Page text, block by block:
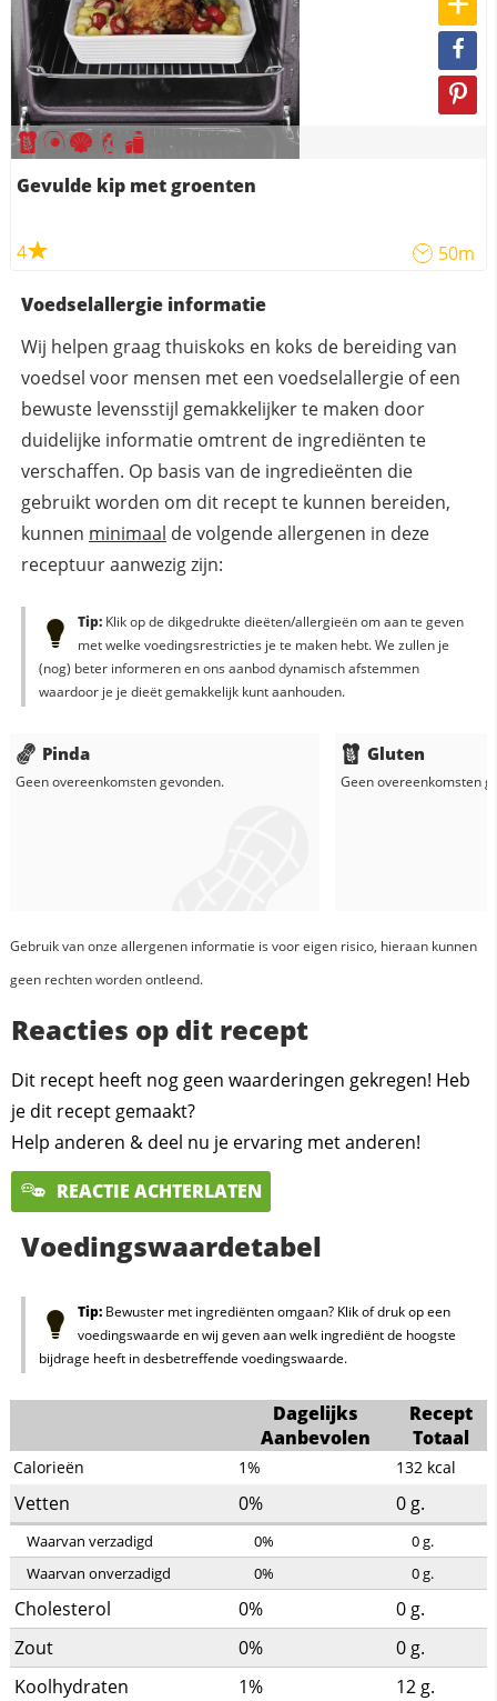
Gevulde kip met groenten
4 50m
Voedselallergie informatie
Wij helpen graag thuiskoks en koks de bereiding van
voedsel voor mensen met een voedselallergie of een
bewuste levensstijl gemakkelijker te maken door
duidelijke informatie omtrent de ingrediënten te
verschaffen. Op basis van de ingredieënten die
gebruikt worden om dit recept te kunnen bereiden,
kunnen minimaal de volgende allergenen in deze
receptuur aanwezig zijn:
Tip:Klik op de dikgedrukte dieëten/allergieën om aan te geven
met welke voedingsrestricties je te maken hebt. We zullen je
(nog) beter informeren en ons aanbod dynamisch afstemmen
waardoor je je dieët gemakkelijk kunt aanhouden.
Pinda
Geen overeenkomsten gevonden.
Gluten
Geen overeenkomsten
Gebruik van onze allergenen informatie is voor eigen risico, hieraan kunnen
geen rechten worden ontleend.
Reacties op dit recept
Dit recept heeft nog geen waarderingen gekregen! Heb
je dit recept gemaakt?
Help anderen & deel nu je ervaring met anderen!
REACTIE ACHTERLATEN
Voedingswaardetabel
Tip:Bewuster met ingrediënten omgaan? Klik of druk op een
voedingswaarde en wij geven aan welk ingrediënt de hoogste
bijdrage heeft in desbetreffende voedingswaarde.
Dagelijks
Aanbevolen
Recept
Totaal
Calorieën 1% 132 kcal
Vetten 0% 0g.
Waarvan verzadigd 0% 0g.
Waarvan onverzadigd
0% 0g.
Cholesterol 0% 0g.
Zout
0% 0g.
Koolhydraten
1% 12g.